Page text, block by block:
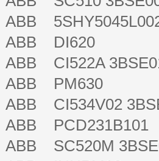
ABB
ABB DI620
ABB CI522A
ABB PM630
ABB CI534V02
ABB PCD231B101
ABB SC520M